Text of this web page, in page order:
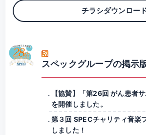
チラシダウンロー
スペックグループの掲示
【協賛】「第26回 がん患者
を開催しました。
第３回 SPECチャリティ音楽
しました！